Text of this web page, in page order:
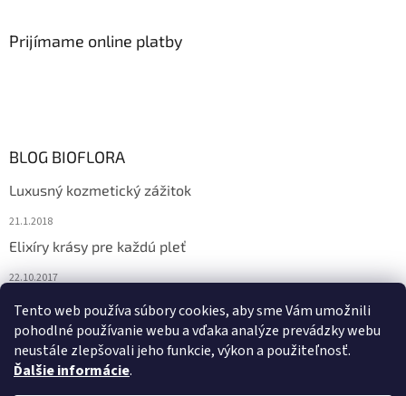
Tento web používa súbory cookies, aby sme Vám umožnili
pohodlné používanie webu a vďaka analýze prevádzky webu
neustále zlepšovali jeho funkcie, výkon a použiteľnosť.
Ďalšie informácie.
Prijímame online platby
BLOG BIOFLORA
Luxusný kozmetický zážitok
21.1.2018
Elixíry krásy pre každú pleť
22.10.2017
Spoznajte prírodnú kozmetiku Sante
10.10.2017